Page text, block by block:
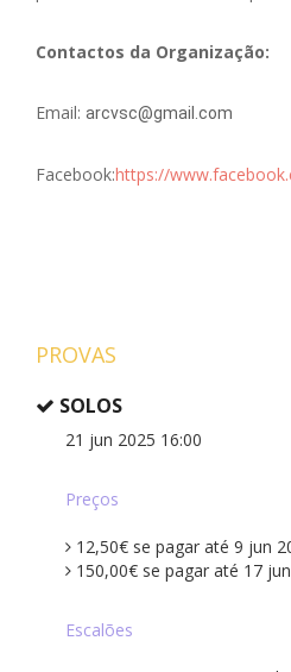
Contactos da Organização:
Email: arcvsc@gmail.com
Facebook:https://
PROVAS
SOLOS
21 jun 2025 16:00
Preços
12,50€ se pagar até 9 jun
150,00€ se pagar até 17
Escalões